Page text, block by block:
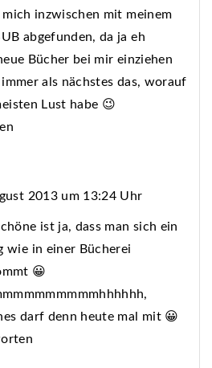
mich inzwischen mit meinem
abgefunden, da ja eh
Bücher bei mir einziehen
immer als nächstes das, worauf
Lust habe 😉
2013 um 13:24 Uhr
ist ja, dass man sich ein
wie in einer Bücherei
😀
darf denn heute mal mit 😀